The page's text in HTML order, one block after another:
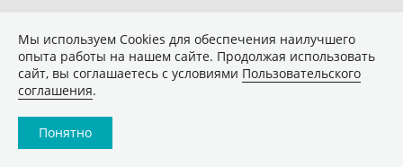
Мы используем Сookies для обеспечения наилучшего
опыта работы на нашем сайте. Продолжая использовать
сайт, вы соглашаетесь с условиями Пользовательского
соглашения.
Понятно